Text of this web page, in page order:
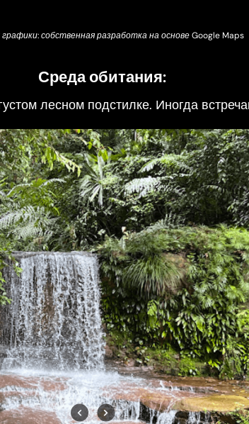
собственная разработка на основе Google Maps
Среда обитания:
лесном подстилке. Иногда